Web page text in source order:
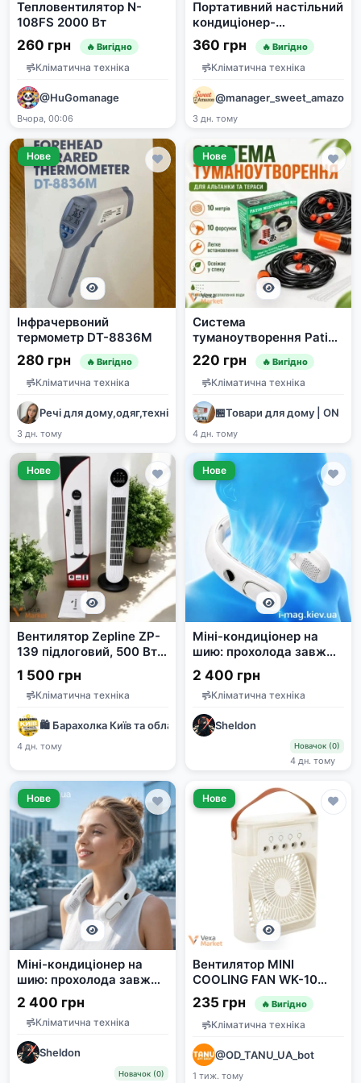
Тепловентилятор N-
108FS 2000 Вт
260 грн 🔥 Вигідно
Кліматична техніка
@HuGomanage
Вчора, 00:06
Портативний настільний
кондиціонер-
охолоджувач з
функцією зволоження
та підсвіткою
360 грн 🔥 Вигідно
Кліматична техніка
@manager_sweet_amazon
3 дн. тому
Нове
Інфрачервоний
термометр DT-8836M
280 грн 🔥 Вигідно
Кліматична техніка
Речі для дому,одяг,техніка
3 дн. тому
Нове
Система
туманоутворення Patio
Mistcooling Kit 10
метрів, 10 форсунок
220 грн 🔥 Вигідно
Кліматична техніка
🏪Товари для дому | ON
4 дн. тому
Нове
Вентилятор Zepline ZP-
139 підлоговий, 500 Вт,
білий
1 500 грн
Кліматична техніка
🛍 Барахолка Київ та область | Дошка оголошень 🇺🇦
4 дн. тому
Нове
Міні-кондиціонер на
шию: прохолода завжди
з тобою в будь-яку
погоду
2 400 грн
Кліматична техніка
Sheldon
Новачок (0)
4 дн. тому
Нове
Міні-кондиціонер на
шию: прохолода завжди
з тобою в будь-яку
погоду
2 400 грн
Кліматична техніка
Sheldon
Новачок (0)
Нове
Вентилятор MINI
COOLING FAN WK-10
700 мл
235 грн 🔥 Вигідно
Кліматична техніка
@OD_TANU_UA_bot
1 тиж. тому